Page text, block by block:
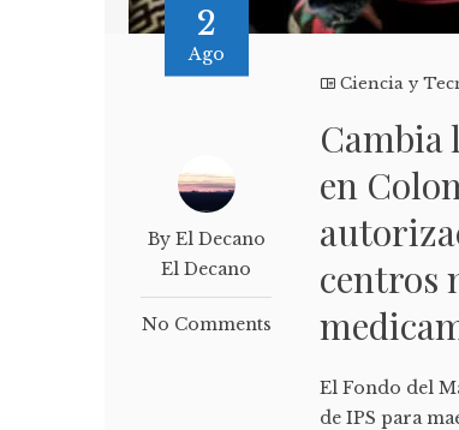
2
Ago
By El Decano
El Decano
No Comments
Ciencia y
Cambia
en
centros
El Fondo del
de IPS para